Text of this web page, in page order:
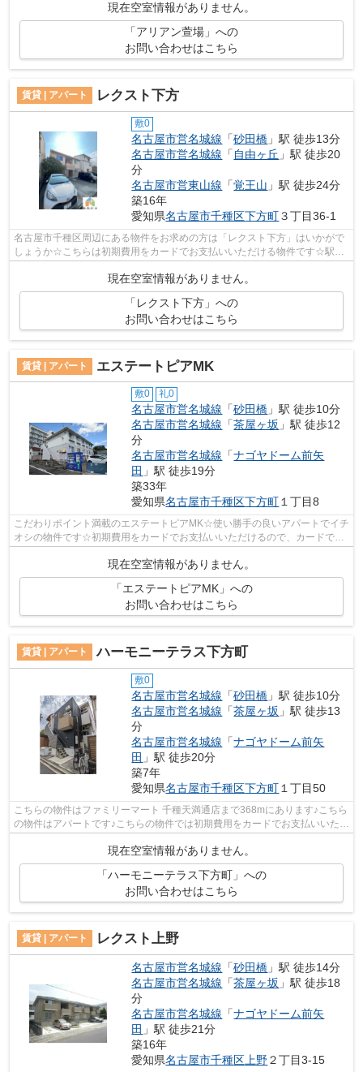
現在空室情報がありません。
「アリアン萱場」への
お問い合わせはこちら
賃貸 | アパート レクスト下方
敷0
名古屋市営名城線 「砂田橋 」駅 徒歩13分
名古屋市営名城線 「 自由ヶ丘 」駅 徒歩20
分
名古屋市営東山線 「覚王山 」駅 徒歩24分
築16年
愛知県名古屋市千種区下方町３丁目36-1
名古屋市千種区周辺にある物件をお求めの方は「レクスト下方」はいかがで
しょうか☆こちらは初期費用をカードでお支払いいただける物件です☆駅ま
で徒歩13分に立地する物件です☆こちらの...
現在空室情報がありません。
「レクスト下方」への
お問い合わせはこちら
賃貸 | アパート エステートピアMK
敷0 礼0
名古屋市営名城線 「砂田橋 」駅 徒歩10分
名古屋市営名城線 「茶屋ヶ坂 」駅 徒歩12
分
名古屋市営名城線 「ナゴヤドーム前矢
田 」駅 徒歩19分
築33年
愛知県名古屋市千種区下方町１丁目8
こだわりポイント満載のエステートピアMK☆使い勝手の良いアパートでイチ
オシの物件です☆初期費用をカードでお支払いいただけるので、カードで決
現在空室情報がありません。
「エステートピアMK」への
お問い合わせはこちら
賃貸 | アパート ハーモニーテラス下方町
敷0
名古屋市営名城線 「砂田橋 」駅 徒歩10分
名古屋市営名城線 「茶屋ヶ坂 」駅 徒歩13
分
名古屋市営名城線 「ナゴヤドーム前矢
田 」駅 徒歩20分
築7年
愛知県名古屋市千種区下方町 １丁目50
こちらの物件はファミリーマート 千種天満通店まで368mにあります♪こちら
の物件はアパートです♪こちらの物件では初期費用をカードでお支払いいただ
現在空室情報がありません。
「ハーモニーテラス下方町」への
お問い合わせはこちら
賃貸 | アパート レクスト上野
名古屋市営名城線 「砂田橋 」駅 徒歩14分
名古屋市営名城線 「茶屋ヶ坂 」駅 徒歩18
分
名古屋市営名城線 「ナゴヤドーム前矢
田 」駅 徒歩21分
築16年
愛知県名古屋市千種区 上野２丁目3-15